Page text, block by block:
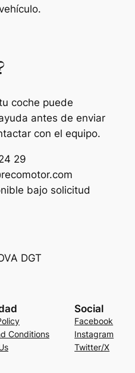
coche puede
antes de enviar
con el equipo.
29
bajo solicitud
DGT
Conditions
Social
Facebook
Instagram
Twitter/X